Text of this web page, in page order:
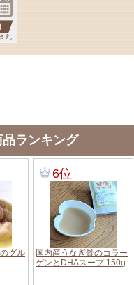
ランキング